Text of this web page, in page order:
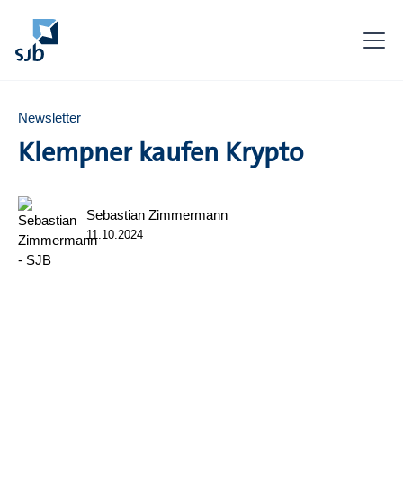
Newsletter
Klempner kaufen Krypto
Sebastian Zimmermann
11.10.2024